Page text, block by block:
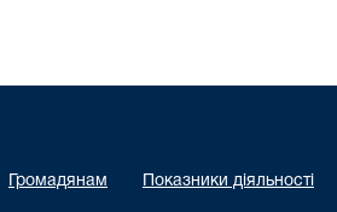
Громадянам Показники діяльності